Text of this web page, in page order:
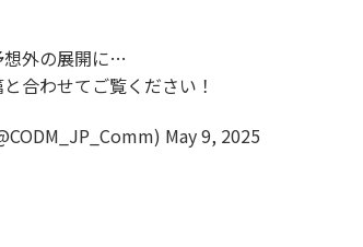
想外の展開に…
合わせてご覧ください！
May 9, 2025